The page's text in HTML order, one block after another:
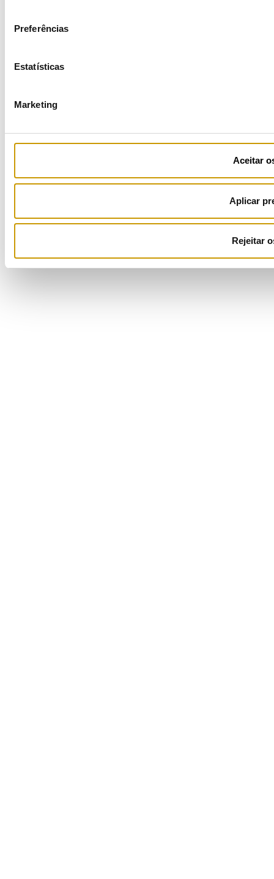
Preferências
Estatísticas
Marketing
Aceitar
Aplicar
Rejeitar
COFINANCIADORES:
Ficha de Projeto